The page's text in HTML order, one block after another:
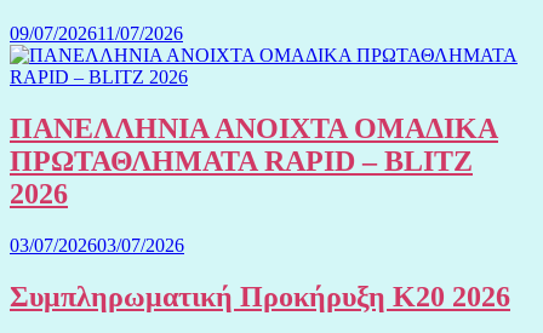
09/07/202611/07/2026
ΠΑΝΕΛΛΗΝΙΑ ΑΝΟΙΧΤΑ ΟΜΑΔΙΚΑ
ΠΡΩΤΑΘΛΗΜΑΤΑ RAPID – BLITZ
2026
03/07/202603/07/2026
Συμπληρωματική Προκήρυξη Κ20 2026